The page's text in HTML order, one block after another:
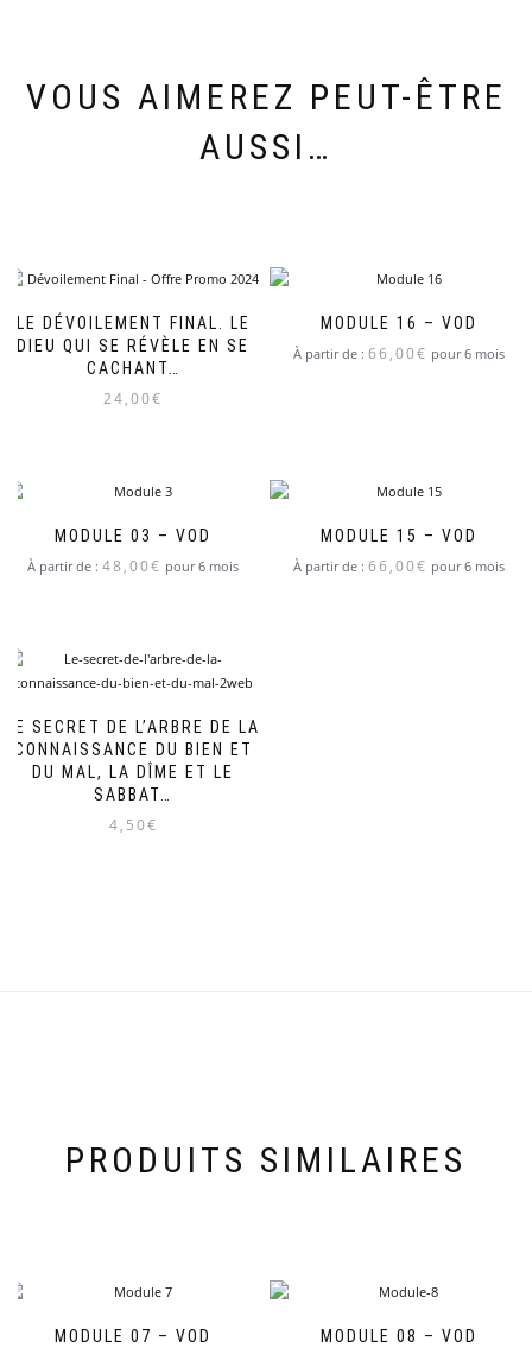
VOUS AIMEREZ PEUT-ÊTRE
AUSSI…
LE DÉVOILEMENT FINAL. LE
DIEU QUI SE RÉVÈLE EN SE
CACHANT…
24,00€
MODULE 16 – VOD
À partir de : 66,00€ pour 6 mois
MODULE 03 – VOD
À partir de : 48,00€ pour 6 mois
MODULE 15 – VOD
À partir de : 66,00€ pour 6 mois
LE SECRET DE L’ARBRE DE LA
CONNAISSANCE DU BIEN ET
DU MAL, LA DÎME ET LE
SABBAT…
4,50€
PRODUITS SIMILAIRES
MODULE 07 – VOD MODULE 08 – VOD